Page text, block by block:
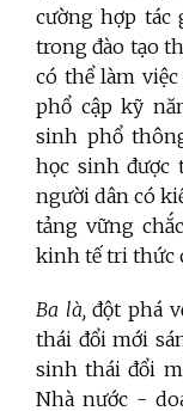
cường hợp tác
trong đào tạo
có thể làm
phổ cập kỹ
sinh phổ
học sinh được
người dân có
tảng vững
kinh tế tri thức
Ba là,đột phá
thái đổi mới
sinh thái đổi
Nhà nước -